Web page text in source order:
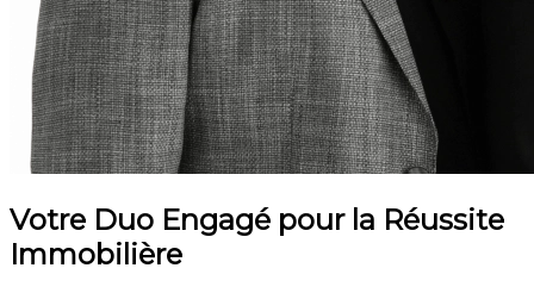
Votre Duo Engagé pour la Réussite
Immobilière